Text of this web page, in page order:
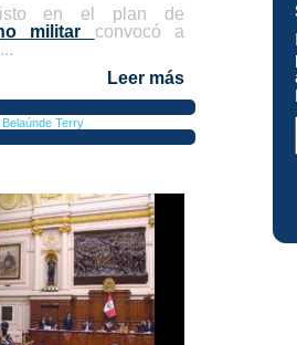
en el plan de
militar convocó a
Leer más
Belaúnde Terry